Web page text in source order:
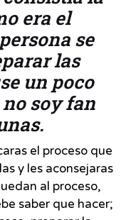
era el
se
las
un poco
soy fan
el proceso que
y les aconsejaras
al proceso,
saber que hacer;